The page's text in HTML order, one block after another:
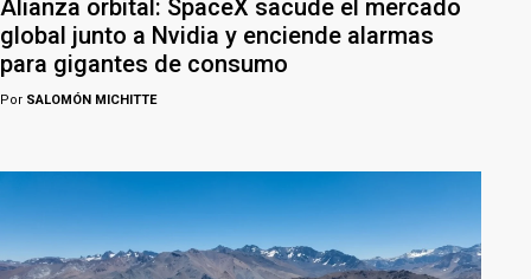
Alianza orbital: SpaceX sacude el mercado
global junto a Nvidia y enciende alarmas
para gigantes de consumo
Por SALOMÓN MICHITTE